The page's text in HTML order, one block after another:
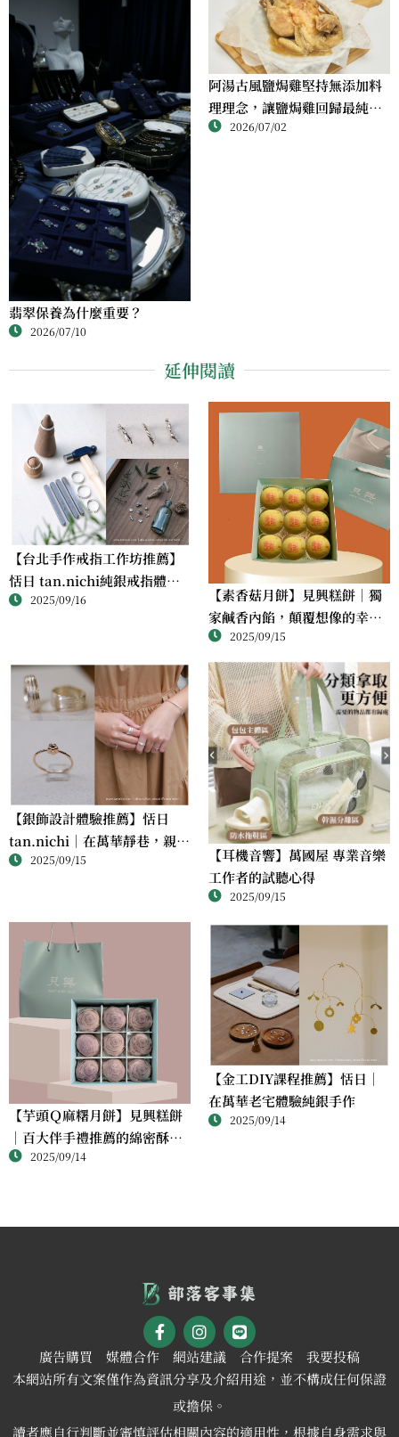
翡翠保養為什麼重要？
2026/07/10
阿湯古風鹽焗雞堅持無添加料
理理念，讓鹽焗雞回歸最純粹
的風味2026/07/02
延伸閱讀
【台北手作戒指工作坊推薦】
恬日 tan.nichi純銀戒指體驗
｜情侶・朋友一起完成的金工
2025/09/16
【素香菇月餅】見興糕餅｜獨
家鹹香內餡，顛覆想像的幸福
滋味2025/09/15
【銀飾設計體驗推薦】恬日
tan.nichi｜在萬華靜巷，親手
完成屬於自己的銀戒
2025/09/15
【耳機音響】萬國屋 專業音樂
工作者的試聽心得
2025/09/15
【芋頭Ｑ麻糬月餅】見興糕餅
｜百大伴手禮推薦的綿密酥香
新體驗2025/09/14
【金工DIY課程推薦】恬日｜
在萬華老宅體驗純銀手作
2025/09/14
廣告購買 媒體合作 網站建議 合作提案
我要投稿
本網站所有文案僅作為資訊分享及介紹用途，並不構成任何保證
或擔保。
讀者應自行判斷並審慎評估相關內容的適用性，根據自身需求與